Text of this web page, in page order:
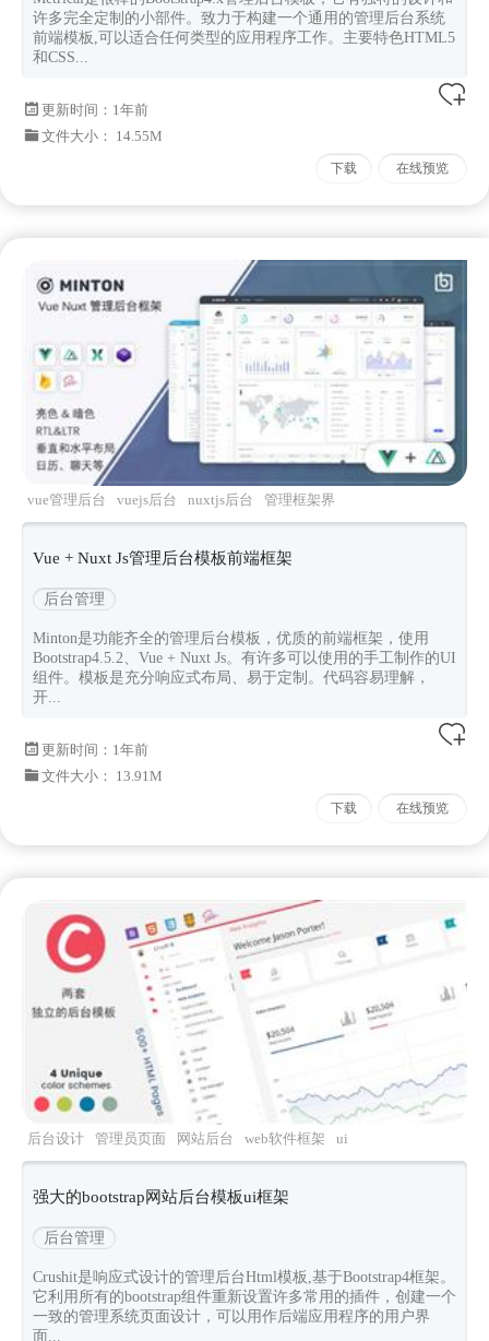
许多完全定制的小部件。致力于构建一个通用的管理后台系统
前端模板,可以适合任何类型的应用程序工作。主要特色HTML5
和CSS...
更新时间： 1年前
文件大小： 14.55M
下载 在线预览
vue管理后台 vuejs后台 nuxtjs后台
管理框架界
面
前端框架
Vue + Nuxt Js管理后台模板前端框架
后台管理
Minton是功能齐全的管理后台模板，优质的前端框架，使用
Bootstrap4.5.2、Vue + Nuxt Js。有许多可以使用的手工制作的UI
组件。模板是充分响应式布局、易于定制。代码容易理解，
开...
更新时间： 1年前
文件大小： 13.91M
下载 在线预览
后台设计 管理员页面 网站后台 web软件框架
ui
框架源码
强大的bootstrap网站后台模板ui框架
后台管理
Crushit是响应式设计的管理后台Html模板,基于Bootstrap4框架。
它利用所有的bootstrap组件重新设置许多常用的插件，创建一个
一致的管理系统页面设计，可以用作后端应用程序的用户界
面...